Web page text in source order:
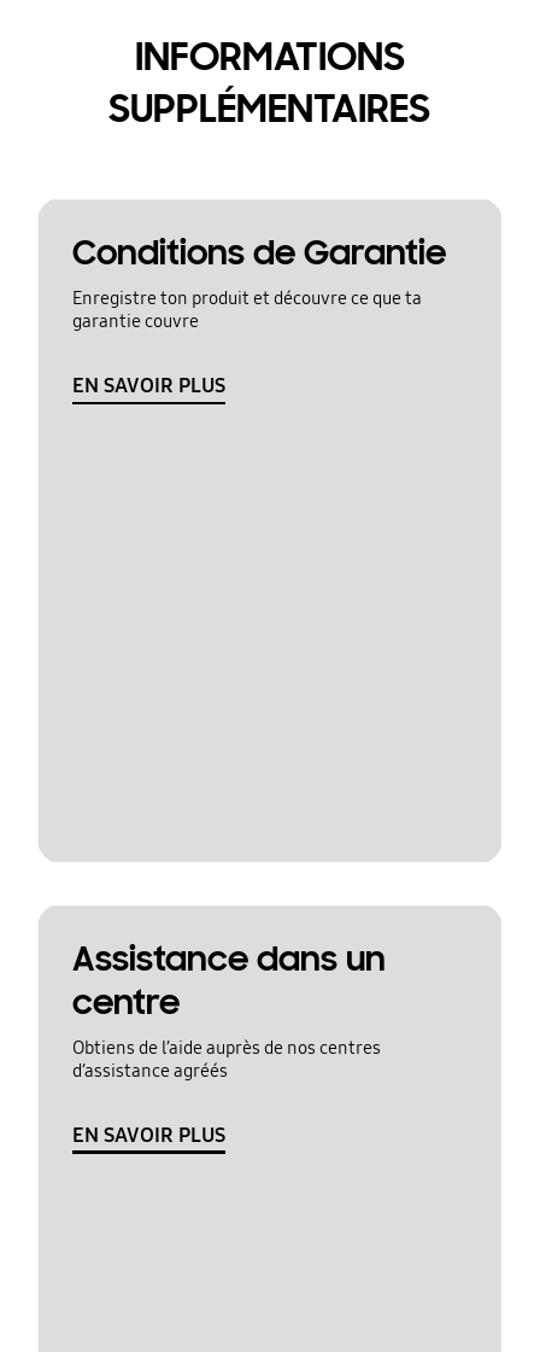
INFORMATIONS
SUPPLÉMENTAIRES
Conditions de Garantie
Enregistre ton produit et découvre ce que ta
garantie couvre
EN SAVOIR PLUS
Assistance dans un
centre
Obtiens de l’aide auprès de nos centres
d’assistance agréés
EN SAVOIR PLUS